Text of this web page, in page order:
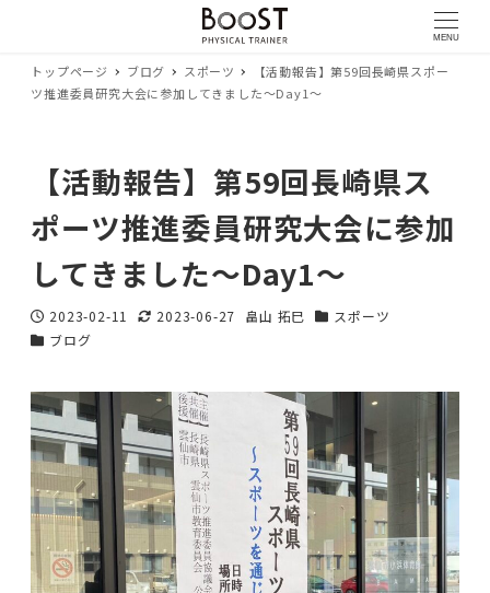
MENU
トップページ ブログ スポーツ
【活動報告】第59回長崎県スポー
ツ推進委員研究大会に参加してきました〜Day1〜
【活動報告】第59回長崎県ス
ポーツ推進委員研究大会に参加
してきました〜Day1〜
投稿日
2023-02-11
更新日
2023-06-27
著
畠山 拓巳
カテゴリー
スポーツ
カテゴリー
ブログ